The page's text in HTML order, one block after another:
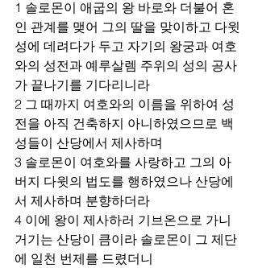
1 솔로몬이 애굽의 왕 바로와 더불어 혼
인 관계를 맺어 그의 딸을 맞이하고 다윗
성에 데려다가 두고 자기의 왕궁과 여호
와의 성전과 예루살렘 주위의 성의 공사
가 끝나기를 기다리니라
2 그 때까지 여호와의 이름을 위하여 성
전을 아직 건축하지 아니하였으므로 백
성들이 산당에서 제사하며
3 솔로몬이 여호와를 사랑하고 그의 아
버지 다윗의 법도를 행하였으나 산당에
서 제사하며 분향하더라
4 이에 왕이 제사하러 기브온으로 가니
거기는 산당이 큼이라 솔로몬이 그 제단
에 일천 번제를 드렸더니